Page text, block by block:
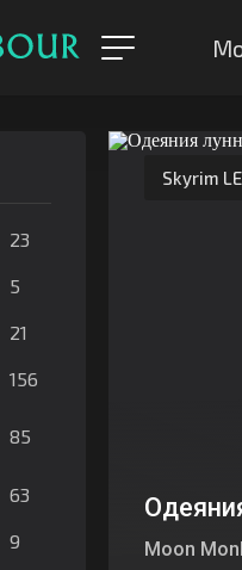
23
5
21
156
85
63
9
Skyrim LE
Moon